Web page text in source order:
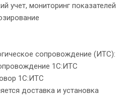
учет, мониторинг показателей
сопровождение (ИТС):
1С:ИТС
1С:ИТС
доставка и установка